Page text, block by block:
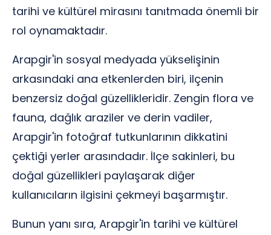
tarihi ve kültürel mirasını tanıtmada önemli bir
rol oynamaktadır.
Arapgir'in sosyal medyada yükselişinin
arkasındaki ana etkenlerden biri, ilçenin
benzersiz doğal güzellikleridir. Zengin flora ve
fauna, dağlık araziler ve derin vadiler,
Arapgir'in fotoğraf tutkunlarının dikkatini
çektiği yerler arasındadır. İlçe sakinleri, bu
doğal güzellikleri paylaşarak diğer
kullanıcıların ilgisini çekmeyi başarmıştır.
Bunun yanı sıra, Arapgir'in tarihi ve kültürel